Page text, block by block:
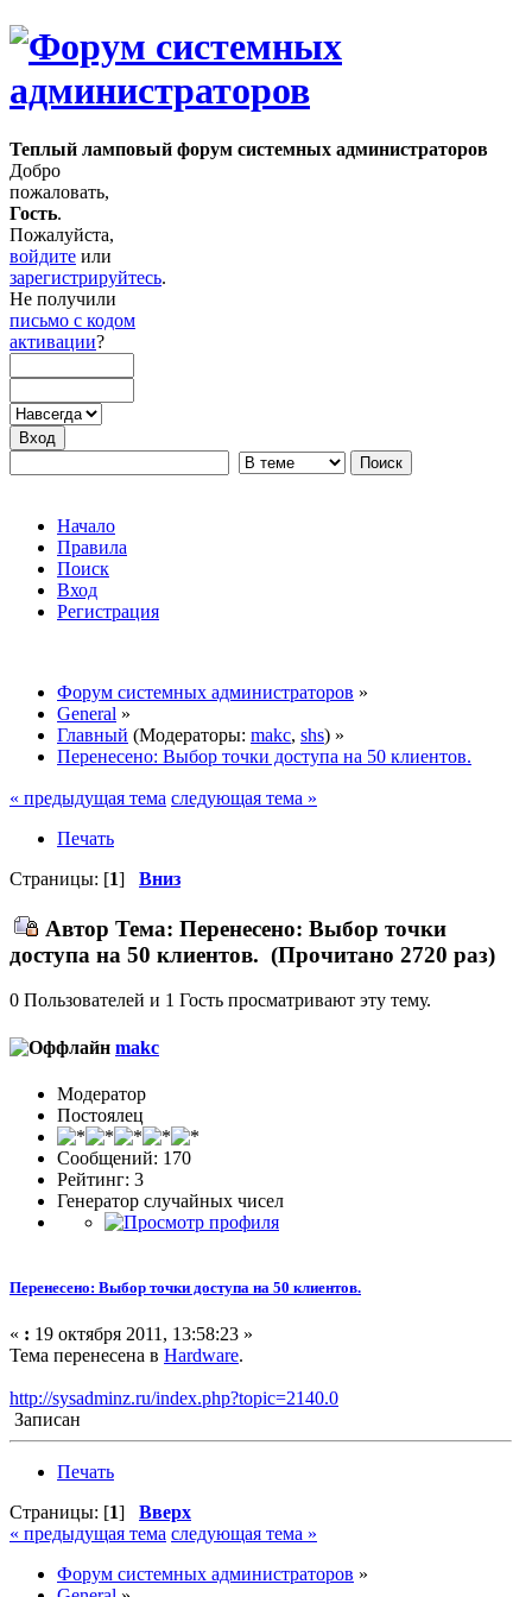
Теплый ламповый форум системных администраторов
Добро
пожаловать,
Гость.
Пожалуйста,
войдите или
зарегистрируйтесь.
Не получили
письмо с кодом
активации?
Начало
Правила
Поиск
Вход
Регистрация
Форум системных администраторов »
General »
Главный (Модераторы: makc, shs) »
Перенесено: Выбор точки доступа на 50 клиентов.
« предыдущая тема следующая тема »
Печать
Страницы: [1] Вниз
Автор Тема: Перенесено: Выбор точки
доступа на 50 клиентов. (Прочитано 2720 раз)
0 Пользователей и 1 Гость просматривают эту тему.
makc
Модератор
Постоялец
Сообщений: 170
Рейтинг: 3
Генератор случайных чисел
Перенесено: Выбор точки доступа на 50 клиентов.
« : 19 октября 2011, 13:58:23 »
Тема перенесена в Hardware.
http://sysadminz.ru/index.php?topic=2140.0
Записан
Печать
Страницы: [1] Вверх
« предыдущая тема следующая тема »
Форум системных администраторов »